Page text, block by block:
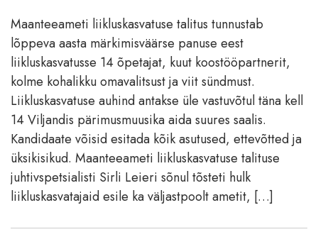
Maanteeameti liikluskasvatuse talitus tunnustab
lõppeva aasta märkimisväärse panuse eest
liikluskasvatusse 14 õpetajat, kuut koostööpartnerit,
kolme kohalikku omavalitsust ja viit sündmust.
Liikluskasvatuse auhind antakse üle vastuvõtul täna kell
14 Viljandis pärimusmuusika aida suures saalis.
Kandidaate võisid esitada kõik asutused, ettevõtted ja
üksikisikud. Maanteeameti liikluskasvatuse talituse
juhtivspetsialisti Sirli Leieri sõnul tõsteti hulk
liikluskasvatajaid esile ka väljastpoolt ametit, […]